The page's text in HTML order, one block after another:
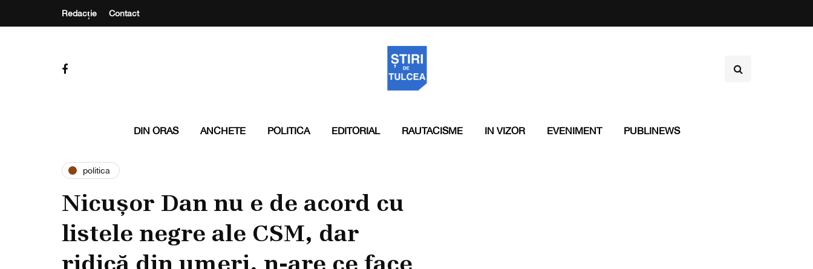
Redacție Contact
DIN ORAS ANCHETE POLITICA EDITORIAL RAUTACISME IN VIZOR EVENIMENT PUBLINEWS
politica
Nicușor Dan nu e de acord cu
listele negre ale CSM, dar